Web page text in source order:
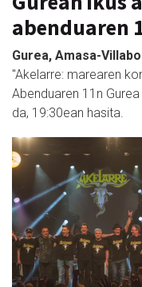
abenduaren
Gurea, Amasa-
"Akelarre: marearen
Abenduaren 11n
da, 19:30ean hasita.